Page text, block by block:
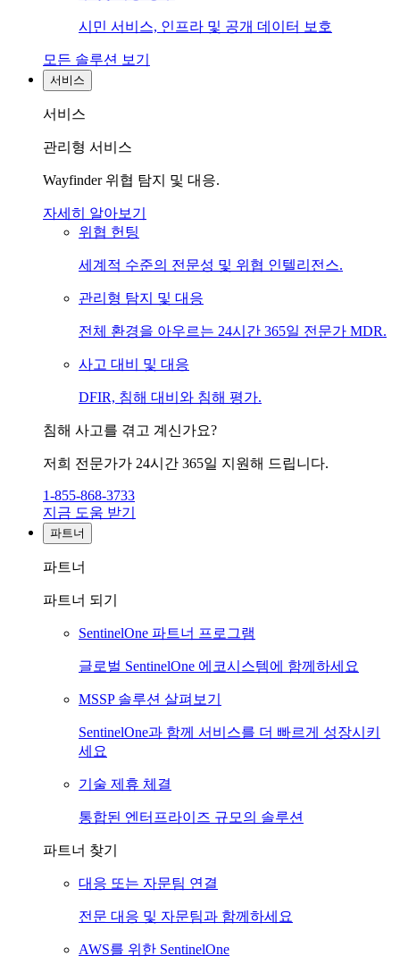
시민 서비스, 인프라 및 공개 데이터 보호
모든 솔루션 보기
서비스
서비스
관리형 서비스
Wayfinder 위협 탐지 및 대응.
자세히 알아보기
위협 헌팅
세계적 수준의 전문성 및 위협 인텔리전스.
관리형 탐지 및 대응
전체 환경을 아우르는 24시간 365일 전문가 MDR.
사고 대비 및 대응
DFIR, 침해 대비와 침해 평가.
침해 사고를 겪고 계신가요?
저희 전문가가 24시간 365일 지원해 드립니다.
1-855-868-3733
지금 도움 받기
파트너
파트너
파트너 되기
SentinelOne 파트너 프로그램
글로벌 SentinelOne 에코시스템에 함께하세요
MSSP 솔루션 살펴보기
SentinelOne과 함께 서비스를 더 빠르게 성장시키
세요
기술 제휴 체결
통합된 엔터프라이즈 규모의 솔루션
파트너 찾기
대응 또는 자문팀 연결
전문 대응 및 자문팀과 함께하세요
AWS를 위한 SentinelOne